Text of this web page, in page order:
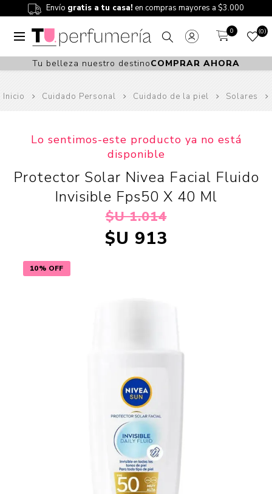
Envío gratis a tu casa! en compras mayores a $3.000
0 0
Tu belleza nuestro destinoCOMPRAR AHORA
Inicio Cuidado Personal Cuidado de la piel Solares
10% OFF
Lo sentimos-este producto ya no está
disponible
Protector Solar Nivea Facial Fluido
Invisible Fps50 X 40 Ml
$U 1.014
$U 913